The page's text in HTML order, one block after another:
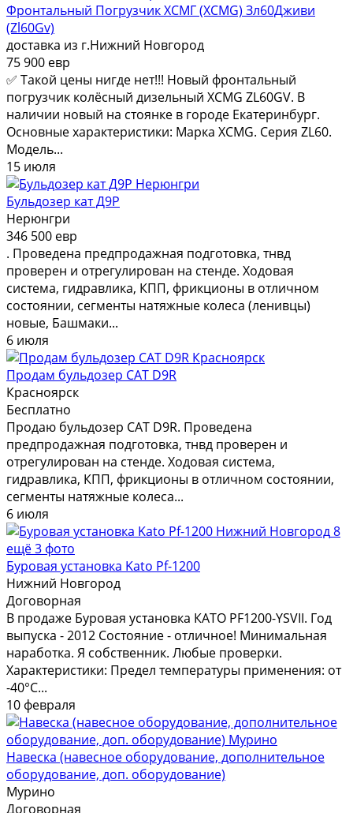
Фронтальный Погрузчик ХСМГ (XCMG) Зл60Дживи
(Zl60Gv)
доставка из г.Нижний Новгород
75 900 евр
✅ Такой цены нигде нет!!! Новый фронтальный
погрузчик колёсный дизельный XCMG ZL60GV. В
наличии новый на стоянке в городе Екатеринбург.
Основные характеристики: Марка XCMG. Серия ZL60.
Модель...
15 июля
Бульдозер кат Д9Р
Нерюнгри
346 500 евр
. Проведена предпродажная подготовка, тнвд
проверен и отрегулирован на стенде. Ходовая
система, гидравлика, КПП, фрикционы в отличном
состоянии, сегменты натяжные колеса (ленивцы)
новые, Башмаки...
6 июля
Продам бульдозер CAT D9R
Красноярск
Бесплатно
Продаю бульдозер CAT D9R. Проведена
предпродажная подготовка, тнвд проверен и
отрегулирован на стенде. Ходовая система,
гидравлика, КПП, фрикционы в отличном состоянии,
сегменты натяжные колеса...
6 июля
8
ещё 3 фото
Буровая установка Kato Pf-1200
Нижний Новгород
Договорная
В продаже Буровая установка КАТО PF1200-YSVII. Год
выпуска - 2012 Состояние - отличное! Минимальная
наработка. Я собственник. Любые проверки.
Характеристики: Предел температуры применения: от
-40°С...
10 февраля
Навеска (навесное оборудование, дополнительное
оборудование, доп. оборудование)
Мурино
Договорная